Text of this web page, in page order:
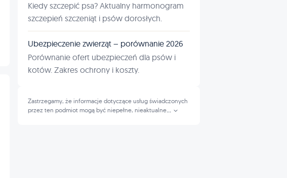
Kiedy szczepić psa? Aktualny harmonogram
szczepień szczeniąt i psów dorosłych.
Ubezpieczenie zwierząt – porównanie 2026
Porównanie ofert ubezpieczeń dla psów i
kotów. Zakres ochrony i koszty.
Zastrzegamy, że informacje dotyczące usług świadczonych
przez ten podmiot mogą być niepełne, nieaktualne...